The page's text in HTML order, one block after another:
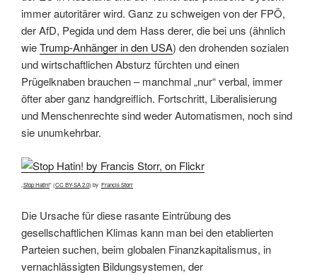
immer autoritärer wird. Ganz zu schweigen von der FPÖ,
der AfD, Pegida und dem Hass derer, die bei uns (ähnlich
wieTrump-Anhänger in den USA) den drohenden sozialen
und wirtschaftlichen Absturz fürchten und einen
Prügelknaben brauchen – manchmal „nur“ verbal, immer
öfter aber ganz handgreiflich. Fortschritt, Liberalisierung
und Menschenrechte sind weder Automatismen, noch sind
sie unumkehrbar.
Stop Hatin!“ (CC BY-SA 2.0) by Francis Storr
Die Ursache für diese rasante Eintrübung des
gesellschaftlichen Klimas kann man bei den etablierten
Parteien suchen, beim globalen Finanzkapitalismus, in
vernachlässigten Bildungsystemen, der